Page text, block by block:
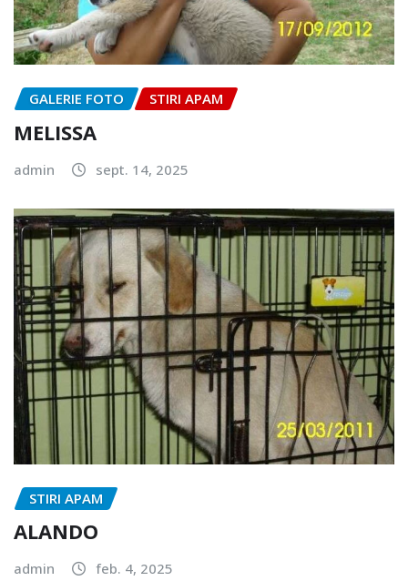
GALERIE FOTO STIRI APAM
MELISSA
admin sept. 14, 2025
STIRI APAM
ALANDO
admin feb. 4, 2025